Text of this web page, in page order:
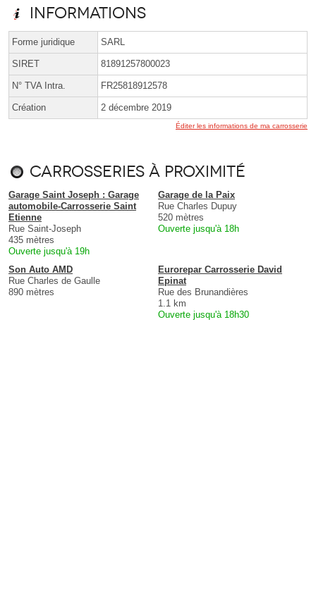
Informations
Forme juridique SARL
SIRET 81891257800023
N° TVA Intra. FR25818912578
Création 2 décembre 2019
Éditer les informations de ma carrosserie
Carrosseries à proximité
Garage Saint Joseph : Garage
automobile-Carrosserie Saint
Etienne
Rue Saint-Joseph
435 mètres
Ouverte jusqu'à 19h
Garage de la Paix
Rue Charles Dupuy
520 mètres
Ouverte jusqu'à 18h
Son Auto AMD
Rue Charles de Gaulle
890 mètres
Eurorepar Carrosserie David
Epinat
Rue des Brunandières
1.1 km
Ouverte jusqu'à 18h30